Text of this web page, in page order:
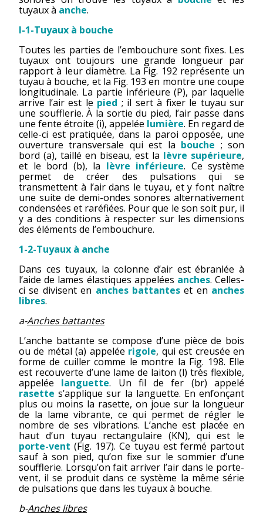
tuyaux à anche.
I-1-Tuyaux à bouche
Toutes les parties de l’embouchure sont fixes. Les
tuyaux ont toujours une grande longueur par
rapport à leur diamètre. La Fig. 192 représente un
tuyau à bouche, et la Fig. 193 en montre une coupe
longitudinale. La partie inférieure (P), par laquelle
arrive l’air est le pied ; il sert à fixer le tuyau sur
une soufflerie. À la sortie du pied, l’air passe dans
une fente étroite (i), appelée lumière. En regard de
celle-ci est pratiquée, dans la paroi opposée, une
ouverture transversale qui est la bouche ; son
bord (a), taillé en biseau, est la lèvre supérieure,
et le bord (b), la lèvre inférieure. Ce système
permet de créer des pulsations qui se
transmettent à l’air dans le tuyau, et y font naître
une suite de demi-ondes sonores alternativement
condensées et raréfiées. Pour que le son soit pur, il
y a des conditions à respecter sur les dimensions
des éléments de l’embouchure.
1-2-Tuyaux à anche
Dans ces tuyaux, la colonne d’air est ébranlée à
l’aide de lames élastiques appelées anches. Celles-
ci se divisent en anches battanteset en anches
libres.
a-Anches battantes
L’anche battante se compose d’une pièce de bois
ou de métal (a) appelée rigole, qui est creusée en
forme de cuiller comme le montre la Fig. 198. Elle
est recouverte d’une lame de laiton (l) très flexible,
appelée languette. Un fil de fer (br) appelé
rasette s’applique sur la languette. En enfonçant
plus ou moins la rasette, on joue sur la longueur
de la lame vibrante, ce qui permet de régler le
nombre de ses vibrations. L’anche est placée en
haut d’un tuyau rectangulaire (KN), qui est le
porte-vent (Fig. 197). Ce tuyau est fermé partout
sauf à son pied, qu’on fixe sur le sommier d’une
soufflerie. Lorsqu’on fait arriver l’air dans le porte-
vent, il se produit dans ce système la même série
de pulsations que dans les tuyaux à bouche.
b-Anches libres